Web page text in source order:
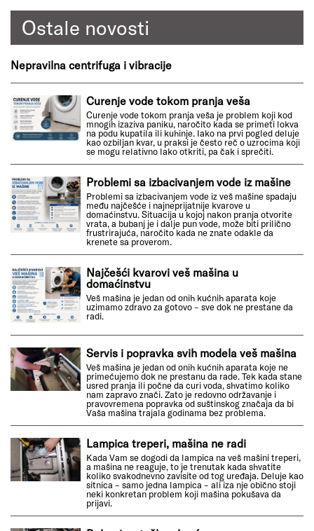
Ostale novosti
Nepravilna centrifuga i vibracije
Curenje vode tokom pranja veša
Curenje vode tokom pranja veša je problem koji kod
mnogih izaziva paniku, naročito kada se primeti lokva
na podu kupatila ili kuhinje. Iako na prvi pogled deluje
kao ozbiljan kvar, u praksi je često reč o uzrocima koji
se mogu relativno lako otkriti, pa čak i sprečiti.
Problemi sa izbacivanjem vode iz mašine
Problemi sa izbacivanjem vode iz veš mašine spadaju
među najčešće i najneprijatnije kvarove u
domaćinstvu. Situacija u kojoj nakon pranja otvorite
vrata, a bubanj je i dalje pun vode, može biti prilično
frustrirajuća, naročito kada ne znate odakle da
krenete sa proverom.
Najčešći kvarovi veš mašina u
domaćinstvu
Veš mašina je jedan od onih kućnih aparata koje
uzimamo zdravo za gotovo – sve dok ne prestane da
radi.
Servis i popravka svih modela veš mašina
Veš mašina je jedan od onih kućnih aparata koje ne
primećujemo dok ne prestanu da rade. Tek kada stane
usred pranja ili počne da curi voda, shvatimo koliko
nam zapravo znači. Zato je redovno održavanje i
pravovremena popravka od suštinskog značaja da bi
Vaša mašina trajala godinama bez problema.
Lampica treperi, mašina ne radi
Kada Vam se dogodi da lampica na veš mašini treperi,
a mašina ne reaguje, to je trenutak kada shvatite
koliko svakodnevno zavisite od tog uređaja. Deluje kao
sitnica – samo jedna lampica – ali iza nje obično stoji
neki konkretan problem koji mašina pokušava da
prijavi.